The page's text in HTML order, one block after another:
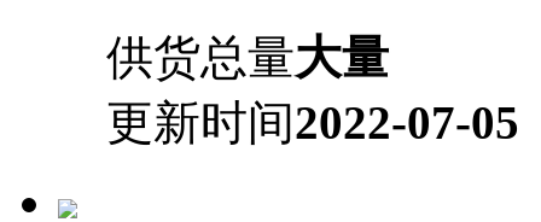
供货总量大量
更新时间2022-07-05